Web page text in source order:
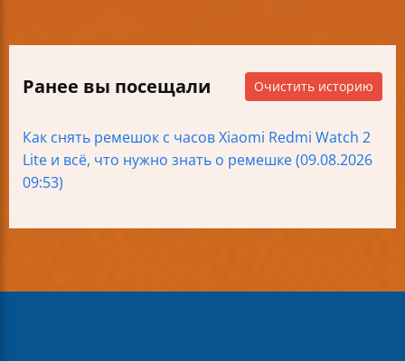
Ранее вы посещали Очистить историю
Как снять ремешок с часов Xiaomi Redmi Watch 2
Lite и всё, что нужно знать о ремешке (09.08.2026
09:53)